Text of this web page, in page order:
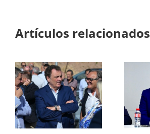
Artículos relacionados